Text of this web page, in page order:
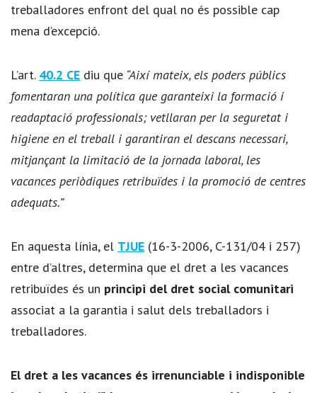
treballadores enfront del qual no és possible cap
mena d’excepció.
L’art. 40.2 CE diu que “Així mateix, els poders públics
fomentaran una política que garanteixi la formació i
readaptació professionals; vetllaran per la seguretat i
higiene en el treball i garantiran el descans necessari,
mitjançant la limitació de la jornada laboral, les
vacances periòdiques retribuïdes i la promoció de centres
adequats.”
En aquesta línia, el TJUE (16-3-2006, C-131/04 i 257)
entre d’altres, determina que el dret a les vacances
retribuïdes és un principi del dret social comunitari
associat a la garantia i salut dels treballadors i
treballadores.
El dret a les vacances és irrenunciable i indisponible